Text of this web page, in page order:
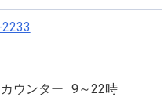
ウンター 9～22時